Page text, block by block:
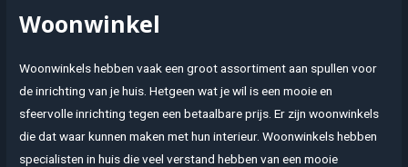
Woonwinkel
Woonwinkels hebben vaak een groot assortiment aan spullen voor
de inrichting van je huis. Hetgeen wat je wil is een mooie en
sfeervolle inrichting tegen een betaalbare prijs. Er zijn woonwinkels
die dat waar kunnen maken met hun interieur. Woonwinkels hebben
specialisten in huis die veel verstand hebben van een mooie